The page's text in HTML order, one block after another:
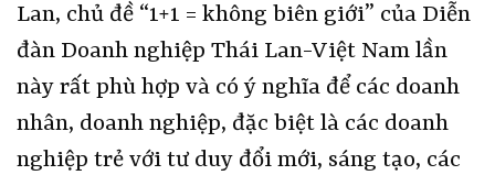
Lan, chủ đề “1+1 = không biên giới” của Diễn
đàn Doanh nghiệp Thái Lan-Việt Nam lần
này rất phù hợp và có ý nghĩa để các doanh
nhân, doanh nghiệp, đặc biệt là các doanh
nghiệp trẻ với tư duy đổi mới, sáng tạo, các